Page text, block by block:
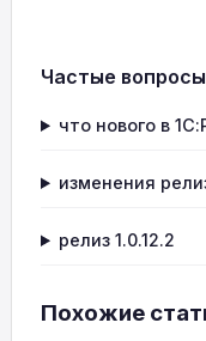
Частые вопросы
что нового в
изменения
релиз 1.0.12.2
Похожие